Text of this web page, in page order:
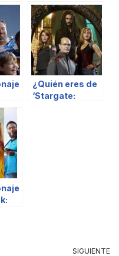
¿Quién eres de
‘Stargate:
SIGUIENTE